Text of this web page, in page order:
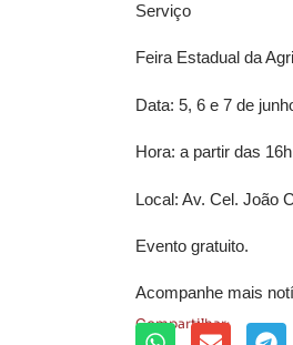
Serviço
Feira Estadual da
Data: 5, 6 e 7 de
Hora: a partir das
Local: Av. Cel. João
Evento gratuito.
Acompanhe mais
Compartilhar: